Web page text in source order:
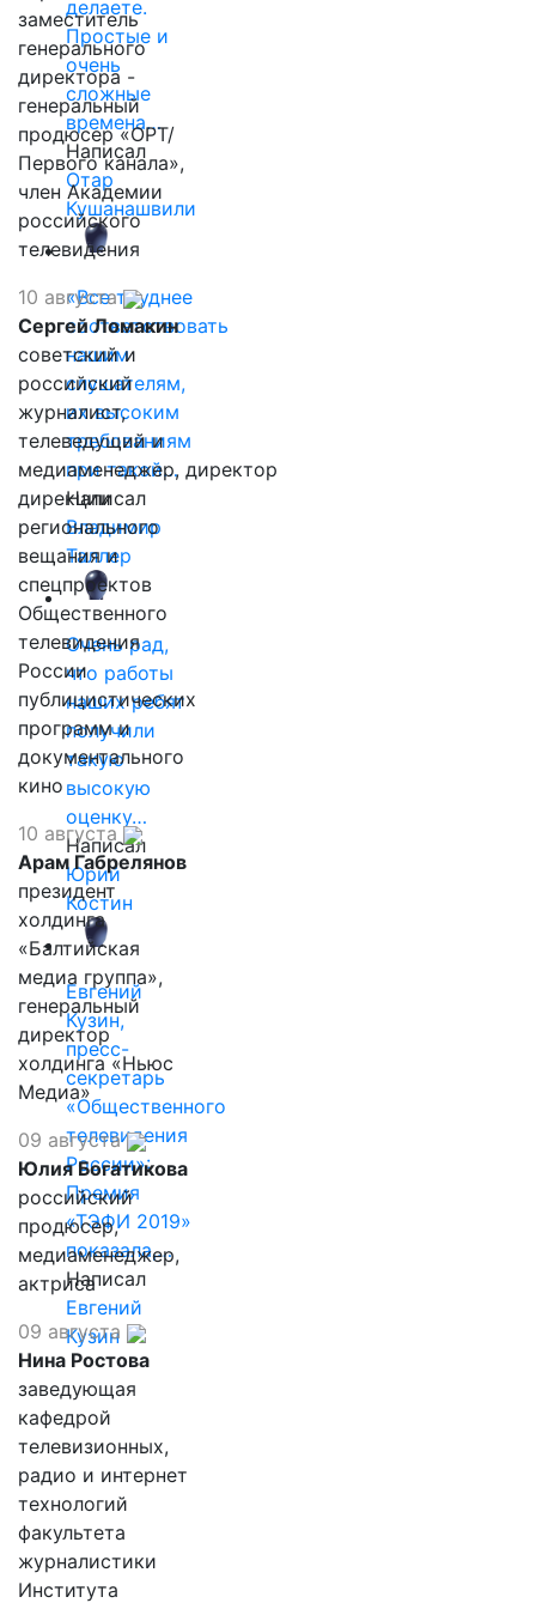
делаете.
Простые и
очень
сложные
времена…
Написал
Отар
Кушанашвили
«Все труднее
соответствовать
нашим
слушателям,
их высоким
требованиям
при такой…
Написал
Владимир
Таллер
Очень рад,
что работы
наших ребят
получили
такую
высокую
оценку…
Написал
Юрий
Костин
Евгений
Кузин,
пресс-
секретарь
«Общественного
телевидения
России»:
Премия
«ТЭФИ 2019»
показала,…
Написал
Евгений
Кузин
заместитель
генерального
директора -
генеральный
продюсер «ОРТ/
Первого канала»,
член Академии
российского
телевидения
10 августа
Сергей Ломакин
советский и
российский
журналист,
телеведущий и
медиаменеджер, директор
дирекции
регионального
вещания и
спецпроектов
Общественного
телевидения
России
публицистических
программ и
документального
кино
10 августа
Арам Габрелянов
президент
холдинга
«Балтийская
медиа группа»,
генеральный
директор
холдинга «Ньюс
Медиа»
09 августа
Юлия Богатикова
российский
продюсер,
медиаменеджер,
актриса
09 августа
Нина Ростова
заведующая
кафедрой
телевизионных,
радио и интернет
технологий
факультета
журналистики
Института